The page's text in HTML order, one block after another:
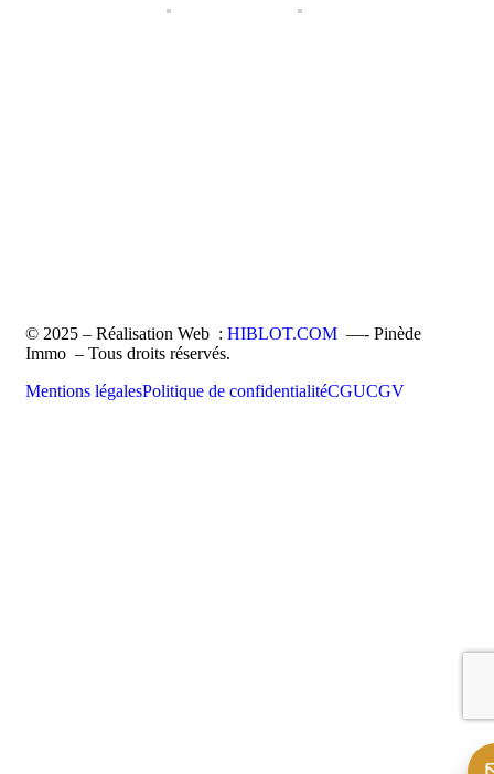
© 2025 – Réalisation Web : HIBLOT.COM —- Pinède
Immo – Tous droits réservés.
Mentions légalesPolitique de confidentialitéCGUCGV